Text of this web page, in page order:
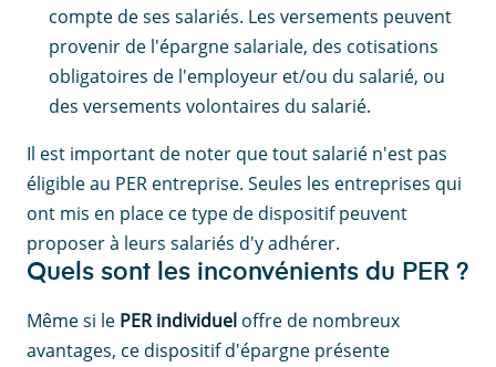
compte de ses salariés. Les versements peuvent
provenir de l'épargne salariale, des cotisations
obligatoires de l'employeur et/ou du salarié, ou
des versements volontaires du salarié.
Il est important de noter que tout salarié n'est pas
éligible au PER entreprise. Seules les entreprises qui
ont mis en place ce type de dispositif peuvent
proposer à leurs salariés d'y adhérer.
Quels sont les inconvénients du PER ?
Même si le PER individuel offre de nombreux
avantages, ce dispositif d'épargne présente